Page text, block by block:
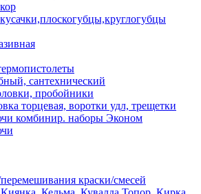
сантехнический
пробойники
торцевая, воротки удл, трещетки
комбинир. наборы Эконом
краски/смесей